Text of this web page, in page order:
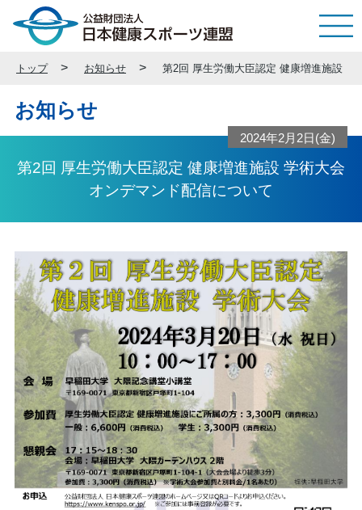
トップ お知らせ 第2回 厚生労働大臣認定 健康増進施設 学
お知らせ
第2回 厚生労働大臣認定 健康増進施設 学術大会
オンデマンド配信について
2024年2月2日(金)